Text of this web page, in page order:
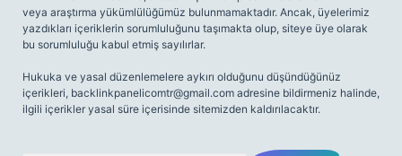
veya araştırma yükümlülüğümüz bulunmamaktadır. Ancak, üyelerimiz
yazdıkları içeriklerin sorumluluğunu taşımakta olup, siteye üye olarak
bu sorumluluğu kabul etmiş sayılırlar.
Hukuka ve yasal düzenlemelere aykırı olduğunu düşündüğünüz
içerikleri, backlinkpanelicomtr@gmail.com adresine bildirmeniz halinde,
ilgili içerikler yasal süre içerisinde sitemizden kaldırılacaktır.